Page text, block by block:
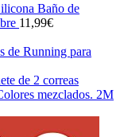
Baño de
11,99€
de Running para
de 2 correas
mezclados. 2M